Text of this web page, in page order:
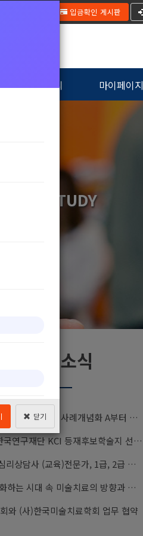
입금확인 게시판
커뮤니티 마이페이지
STUDY
다.
학회소식
[제26차 특별학술대회] 심리상담의 실제: 사례개념화 A부터 Z까지
「미술심리치료연구」 한국연구재단 KCI 등재후보학술지 선정 안내
[자격시험] 제 10차 미술심리상담사 (교육)전문가, 1급, 2급 자격심사 일정 안내
[제8회 정기학술대회] 변화하는 시대 속 미술치료의 방향과 사회적 역할 종료 (+2025 정기총회, 제11회 공개사례발표)
와 (사)한국미술치료학회 업무 협약
닫기